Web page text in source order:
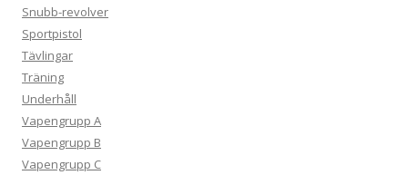
Snubb-revolver
Sportpistol
Tävlingar
Träning
Underhåll
Vapengrupp A
Vapengrupp B
Vapengrupp C